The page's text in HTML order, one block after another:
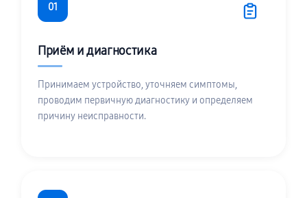
01
Приём и диагностика
Принимаем устройство, уточняем симптомы,
проводим первичную диагностику и определяем
причину неисправности.